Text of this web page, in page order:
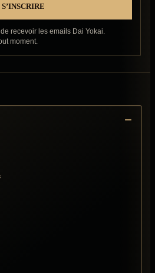
recevoir les emails Dai Yokai.
moment.